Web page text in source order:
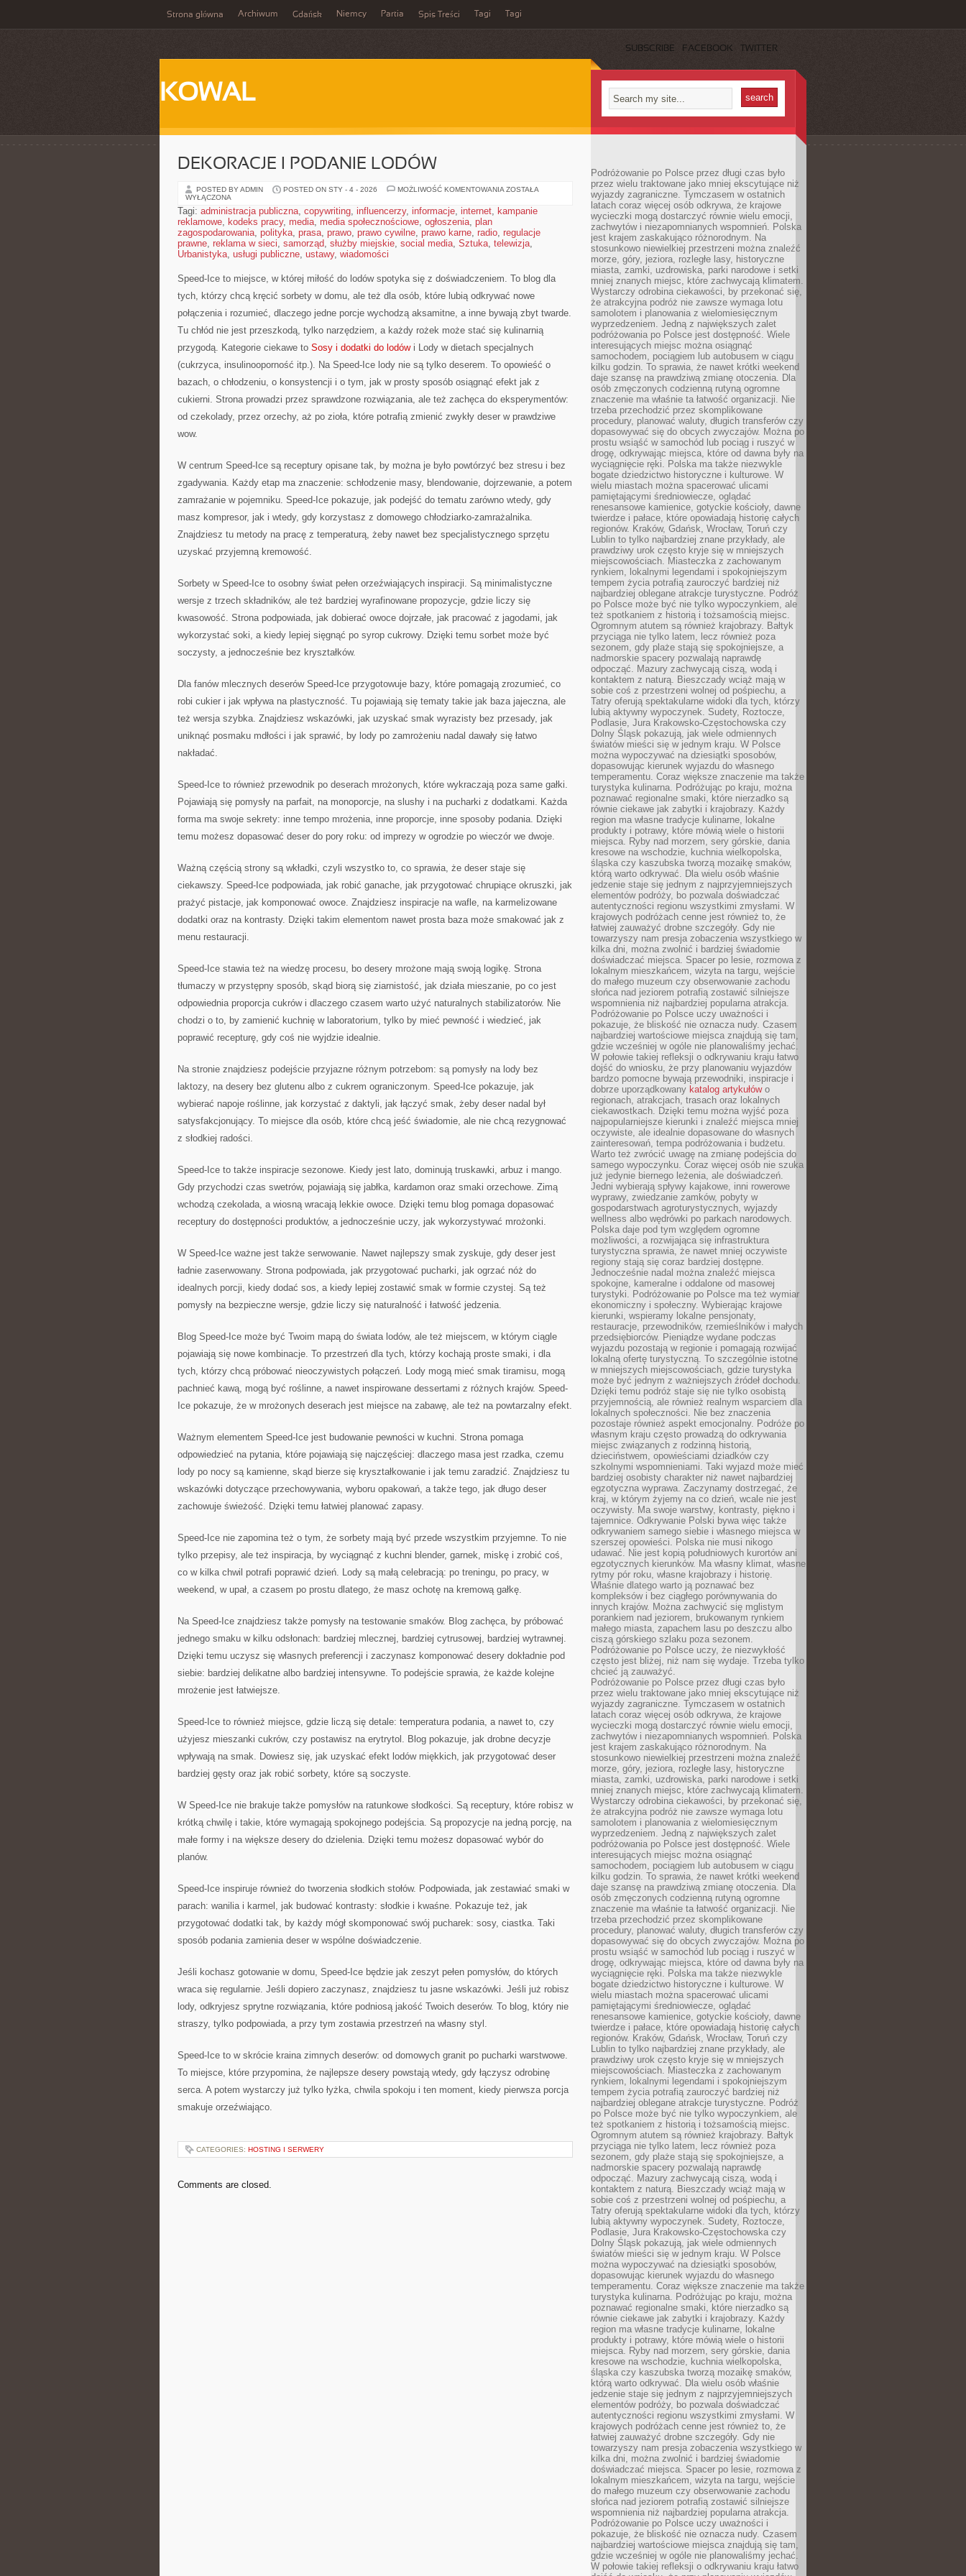
Strona główna Archiwum Gdańsk Niemcy Partia Spis Treści Tagi Tagi
SUBSCRIBE FACEBOOK TWITTER
KOWAL
DEKORACJE I PODANIE LODÓW
POSTED BY ADMIN POSTED ON STY - 4 - 2026 MOŻLIWOŚĆ KOMENTOWANIA DEKORACJE
LODÓW
ZOSTAŁA
WYŁĄCZONA
Tagi: administracja publiczna, copywriting, influencerzy, informacje, internet, kampanie
reklamowe, kodeks pracy, media, media społecznościowe, ogłoszenia, plan
zagospodarowania, polityka, prasa, prawo, prawo cywilne, prawo karne, radio, regulacje
prawne, reklama w sieci, samorząd, służby miejskie, social media, Sztuka, telewizja,
Urbanistyka, usługi publiczne, ustawy, wiadomości
Speed-Ice to miejsce, w której miłość do lodów spotyka się z doświadczeniem. To blog dla
tych, którzy chcą kręcić sorbety w domu, ale też dla osób, które lubią odkrywać nowe
połączenia i rozumieć, dlaczego jedne porcje wychodzą aksamitne, a inne bywają zbyt twarde.
Tu chłód nie jest przeszkodą, tylko narzędziem, a każdy rożek może stać się kulinarnią
przygodą. Kategorie ciekawe to Sosy i dodatki do lodówi Lody w dietach specjalnych
(cukrzyca, insulinooporność itp.). Na Speed-Ice lody nie są tylko deserem. To opowieść o
bazach, o chłodzeniu, o konsystencji i o tym, jak w prosty sposób osiągnąć efekt jak z
cukierni. Strona prowadzi przez sprawdzone rozwiązania, ale też zachęca do eksperymentów:
od czekolady, przez orzechy, aż po zioła, które potrafią zmienić zwykły deser w prawdziwe
wow.
W centrum Speed-Ice są receptury opisane tak, by można je było powtórzyć bez stresu i bez
zgadywania. Każdy etap ma znaczenie: schłodzenie masy, blendowanie, dojrzewanie, a potem
zamrażanie w pojemniku. Speed-Ice pokazuje, jak podejść do tematu zarówno wtedy, gdy
masz kompresor, jak i wtedy, gdy korzystasz z domowego chłodziarko-zamrażalnika.
Znajdziesz tu metody na pracę z temperaturą, żeby nawet bez specjalistycznego sprzętu
uzyskać przyjemną kremowość.
Sorbety w Speed-Ice to osobny świat pełen orzeźwiających inspiracji. Są minimalistyczne
wersje z trzech składników, ale też bardziej wyrafinowane propozycje, gdzie liczy się
kwasowość. Strona podpowiada, jak dobierać owoce dojrzałe, jak pracować z jagodami, jak
wykorzystać soki, a kiedy lepiej sięgnąć po syrop cukrowy. Dzięki temu sorbet może być
soczysty, a jednocześnie bez kryształków.
Dla fanów mlecznych deserów Speed-Ice przygotowuje bazy, które pomagają zrozumieć, co
robi cukier i jak wpływa na plastyczność. Tu pojawiają się tematy takie jak baza jajeczna, ale
też wersja szybka. Znajdziesz wskazówki, jak uzyskać smak wyrazisty bez przesady, jak
uniknąć posmaku mdłości i jak sprawić, by lody po zamrożeniu nadal dawały się łatwo
nakładać.
Speed-Ice to również przewodnik po deserach mrożonych, które wykraczają poza same gałki.
Pojawiają się pomysły na parfait, na monoporcje, na slushy i na pucharki z dodatkami. Każda
forma ma swoje sekrety: inne tempo mrożenia, inne proporcje, inne sposoby podania. Dzięki
temu możesz dopasować deser do pory roku: od imprezy w ogrodzie po wieczór we dwoje.
Ważną częścią strony są wkładki, czyli wszystko to, co sprawia, że deser staje się
ciekawszy. Speed-Ice podpowiada, jak robić ganache, jak przygotować chrupiące okruszki, jak
prażyć pistacje, jak komponować owoce. Znajdziesz inspiracje na wafle, na karmelizowane
dodatki oraz na kontrasty. Dzięki takim elementom nawet prosta baza może smakować jak z
menu restauracji.
Speed-Ice stawia też na wiedzę procesu, bo desery mrożone mają swoją logikę. Strona
tłumaczy w przystępny sposób, skąd biorą się ziarnistość, jak działa mieszanie, po co jest
odpowiednia proporcja cukrów i dlaczego czasem warto użyć naturalnych stabilizatorów. Nie
chodzi o to, by zamienić kuchnię w laboratorium, tylko by mieć pewność i wiedzieć, jak
poprawić recepturę, gdy coś nie wyjdzie idealnie.
Na stronie znajdziesz podejście przyjazne różnym potrzebom: są pomysły na lody bez
laktozy, na desery bez glutenu albo z cukrem ograniczonym. Speed-Ice pokazuje, jak
wybierać napoje roślinne, jak korzystać z daktyli, jak łączyć smak, żeby deser nadal był
satysfakcjonujący. To miejsce dla osób, które chcą jeść świadomie, ale nie chcą rezygnować
z słodkiej radości.
Speed-Ice to także inspiracje sezonowe. Kiedy jest lato, dominują truskawki, arbuz i mango.
Gdy przychodzi czas swetrów, pojawiają się jabłka, kardamon oraz smaki orzechowe. Zimą
wchodzą czekolada, a wiosną wracają lekkie owoce. Dzięki temu blog pomaga dopasować
receptury do dostępności produktów, a jednocześnie uczy, jak wykorzystywać mrożonki.
W Speed-Ice ważne jest także serwowanie. Nawet najlepszy smak zyskuje, gdy deser jest
ładnie zaserwowany. Strona podpowiada, jak przygotować pucharki, jak ogrzać nóż do
idealnych porcji, kiedy dodać sos, a kiedy lepiej zostawić smak w formie czystej. Są też
pomysły na bezpieczne wersje, gdzie liczy się naturalność i łatwość jedzenia.
Blog Speed-Ice może być Twoim mapą do świata lodów, ale też miejscem, w którym ciągle
pojawiają się nowe kombinacje. To przestrzeń dla tych, którzy kochają proste smaki, i dla
tych, którzy chcą próbować nieoczywistych połączeń. Lody mogą mieć smak tiramisu, mogą
pachnieć kawą, mogą być roślinne, a nawet inspirowane dessertami z różnych krajów. Speed-
Ice pokazuje, że w mrożonych deserach jest miejsce na zabawę, ale też na powtarzalny efekt.
Ważnym elementem Speed-Ice jest budowanie pewności w kuchni. Strona pomaga
odpowiedzieć na pytania, które pojawiają się najczęściej: dlaczego masa jest rzadka, czemu
lody po nocy są kamienne, skąd bierze się kryształkowanie i jak temu zaradzić. Znajdziesz tu
wskazówki dotyczące przechowywania, wyboru opakowań, a także tego, jak długo deser
zachowuje świeżość. Dzięki temu łatwiej planować zapasy.
Speed-Ice nie zapomina też o tym, że sorbety mają być przede wszystkim przyjemne. To nie
tylko przepisy, ale też inspiracja, by wyciągnąć z kuchni blender, garnek, miskę i zrobić coś,
co w kilka chwil potrafi poprawić dzień. Lody są małą celebracją: po treningu, po pracy, w
weekend, w upał, a czasem po prostu dlatego, że masz ochotę na kremową gałkę.
Na Speed-Ice znajdziesz także pomysły na testowanie smaków. Blog zachęca, by próbować
jednego smaku w kilku odsłonach: bardziej mlecznej, bardziej cytrusowej, bardziej wytrawnej.
Dzięki temu uczysz się własnych preferencji i zaczynasz komponować desery dokładnie pod
siebie: bardziej delikatne albo bardziej intensywne. To podejście sprawia, że każde kolejne
mrożenie jest łatwiejsze.
Speed-Ice to również miejsce, gdzie liczą się detale: temperatura podania, a nawet to, czy
użyjesz mieszanki cukrów, czy postawisz na erytrytol. Blog pokazuje, jak drobne decyzje
wpływają na smak. Dowiesz się, jak uzyskać efekt lodów miękkich, jak przygotować deser
bardziej gęsty oraz jak robić sorbety, które są soczyste.
W Speed-Ice nie brakuje także pomysłów na ratunkowe słodkości. Są receptury, które robisz w
krótką chwilę i takie, które wymagają spokojnego podejścia. Są propozycje na jedną porcję, na
małe formy i na większe desery do dzielenia. Dzięki temu możesz dopasować wybór do
planów.
Speed-Ice inspiruje również do tworzenia słodkich stołów. Podpowiada, jak zestawiać smaki w
parach: wanilia i karmel, jak budować kontrasty: słodkie i kwaśne. Pokazuje też, jak
przygotować dodatki tak, by każdy mógł skomponować swój pucharek: sosy, ciastka. Taki
sposób podania zamienia deser w wspólne doświadczenie.
Jeśli kochasz gotowanie w domu, Speed-Ice będzie jak zeszyt pełen pomysłów, do których
wraca się regularnie. Jeśli dopiero zaczynasz, znajdziesz tu jasne wskazówki. Jeśli już robisz
lody, odkryjesz sprytne rozwiązania, które podniosą jakość Twoich deserów. To blog, który nie
straszy, tylko podpowiada, a przy tym zostawia przestrzeń na własny styl.
Speed-Ice to w skrócie kraina zimnych deserów: od domowych granit po pucharki warstwowe.
To miejsce, które przypomina, że najlepsze desery powstają wtedy, gdy łączysz odrobinę
serca. A potem wystarczy już tylko łyżka, chwila spokoju i ten moment, kiedy pierwsza porcja
smakuje orzeźwiająco.
CATEGORIES: HOSTING I SERWERY
Comments are closed.
Podróżowanie po Polsce przez długi czas było
przez wielu traktowane jako mniej ekscytujące niż
wyjazdy zagraniczne. Tymczasem w ostatnich
latach coraz więcej osób odkrywa, że krajowe
wycieczki mogą dostarczyć równie wielu emocji,
zachwytów i niezapomnianych wspomnień. Polska
jest krajem zaskakująco różnorodnym. Na
stosunkowo niewielkiej przestrzeni można znaleźć
morze, góry, jeziora, rozległe lasy, historyczne
miasta, zamki, uzdrowiska, parki narodowe i setki
mniej znanych miejsc, które zachwycają klimatem.
Wystarczy odrobina ciekawości, by przekonać się,
że atrakcyjna podróż nie zawsze wymaga lotu
samolotem i planowania z wielomiesięcznym
wyprzedzeniem. Jedną z największych zalet
podróżowania po Polsce jest dostępność. Wiele
interesujących miejsc można osiągnąć
samochodem, pociągiem lub autobusem w ciągu
kilku godzin. To sprawia, że nawet krótki weekend
daje szansę na prawdziwą zmianę otoczenia. Dla
osób zmęczonych codzienną rutyną ogromne
znaczenie ma właśnie ta łatwość organizacji. Nie
trzeba przechodzić przez skomplikowane
procedury, planować waluty, długich transferów czy
dopasowywać się do obcych zwyczajów. Można po
prostu wsiąść w samochód lub pociąg i ruszyć w
drogę, odkrywając miejsca, które od dawna były na
wyciągnięcie ręki. Polska ma także niezwykle
bogate dziedzictwo historyczne i kulturowe. W
wielu miastach można spacerować ulicami
pamiętającymi średniowiecze, oglądać
renesansowe kamienice, gotyckie kościoły, dawne
twierdze i pałace, które opowiadają historię całych
regionów. Kraków, Gdańsk, Wrocław, Toruń czy
Lublin to tylko najbardziej znane przykłady, ale
prawdziwy urok często kryje się w mniejszych
miejscowościach. Miasteczka z zachowanym
rynkiem, lokalnymi legendami i spokojniejszym
tempem życia potrafią zauroczyć bardziej niż
najbardziej oblegane atrakcje turystyczne. Podróż
po Polsce może być nie tylko wypoczynkiem, ale
też spotkaniem z historią i tożsamością miejsc.
Ogromnym atutem są również krajobrazy. Bałtyk
przyciąga nie tylko latem, lecz również poza
sezonem, gdy plaże stają się spokojniejsze, a
nadmorskie spacery pozwalają naprawdę
odpocząć. Mazury zachwycają ciszą, wodą i
kontaktem z naturą. Bieszczady wciąż mają w
sobie coś z przestrzeni wolnej od pośpiechu, a
Tatry oferują spektakularne widoki dla tych, którzy
lubią aktywny wypoczynek. Sudety, Roztocze,
Podlasie, Jura Krakowsko-Częstochowska czy
Dolny Śląsk pokazują, jak wiele odmiennych
światów mieści się w jednym kraju. W Polsce
można wypoczywać na dziesiątki sposobów,
dopasowując kierunek wyjazdu do własnego
temperamentu. Coraz większe znaczenie ma także
turystyka kulinarna. Podróżując po kraju, można
poznawać regionalne smaki, które nierzadko są
równie ciekawe jak zabytki i krajobrazy. Każdy
region ma własne tradycje kulinarne, lokalne
produkty i potrawy, które mówią wiele o historii
miejsca. Ryby nad morzem, sery górskie, dania
kresowe na wschodzie, kuchnia wielkopolska,
śląska czy kaszubska tworzą mozaikę smaków,
którą warto odkrywać. Dla wielu osób właśnie
jedzenie staje się jednym z najprzyjemniejszych
elementów podróży, bo pozwala doświadczać
autentyczności regionu wszystkimi zmysłami. W
krajowych podróżach cenne jest również to, że
łatwiej zauważyć drobne szczegóły. Gdy nie
towarzyszy nam presja zobaczenia wszystkiego w
kilka dni, można zwolnić i bardziej świadomie
doświadczać miejsca. Spacer po lesie, rozmowa z
lokalnym mieszkańcem, wizyta na targu, wejście
do małego muzeum czy obserwowanie zachodu
słońca nad jeziorem potrafią zostawić silniejsze
wspomnienia niż najbardziej popularna atrakcja.
Podróżowanie po Polsce uczy uważności i
pokazuje, że bliskość nie oznacza nudy. Czasem
najbardziej wartościowe miejsca znajdują się tam,
gdzie wcześniej w ogóle nie planowaliśmy jechać.
W połowie takiej refleksji o odkrywaniu kraju łatwo
dojść do wniosku, że przy planowaniu wyjazdów
bardzo pomocne bywają przewodniki, inspiracje i
dobrze uporządkowany katalog artykułówo
regionach, atrakcjach, trasach oraz lokalnych
ciekawostkach. Dzięki temu można wyjść poza
najpopularniejsze kierunki i znaleźć miejsca mniej
oczywiste, ale idealnie dopasowane do własnych
zainteresowań, tempa podróżowania i budżetu.
Warto też zwrócić uwagę na zmianę podejścia do
samego wypoczynku. Coraz więcej osób nie szuka
już jedynie biernego leżenia, ale doświadczeń.
Jedni wybierają spływy kajakowe, inni rowerowe
wyprawy, zwiedzanie zamków, pobyty w
gospodarstwach agroturystycznych, wyjazdy
wellness albo wędrówki po parkach narodowych.
Polska daje pod tym względem ogromne
możliwości, a rozwijająca się infrastruktura
turystyczna sprawia, że nawet mniej oczywiste
regiony stają się coraz bardziej dostępne.
Jednocześnie nadal można znaleźć miejsca
spokojne, kameralne i oddalone od masowej
turystyki. Podróżowanie po Polsce ma też wymiar
ekonomiczny i społeczny. Wybierając krajowe
kierunki, wspieramy lokalne pensjonaty,
restauracje, przewodników, rzemieślników i małych
przedsiębiorców. Pieniądze wydane podczas
wyjazdu pozostają w regionie i pomagają rozwijać
lokalną ofertę turystyczną. To szczególnie istotne
w mniejszych miejscowościach, gdzie turystyka
może być jednym z ważniejszych źródeł dochodu.
Dzięki temu podróż staje się nie tylko osobistą
przyjemnością, ale również realnym wsparciem dla
lokalnych społeczności. Nie bez znaczenia
pozostaje również aspekt emocjonalny. Podróże po
własnym kraju często prowadzą do odkrywania
miejsc związanych z rodzinną historią,
dzieciństwem, opowieściami dziadków czy
szkolnymi wspomnieniami. Taki wyjazd może mieć
bardziej osobisty charakter niż nawet najbardziej
egzotyczna wyprawa. Zaczynamy dostrzegać, że
kraj, w którym żyjemy na co dzień, wcale nie jest
oczywisty. Ma swoje warstwy, kontrasty, piękno i
tajemnice. Odkrywanie Polski bywa więc także
odkrywaniem samego siebie i własnego miejsca w
szerszej opowieści. Polska nie musi nikogo
udawać. Nie jest kopią południowych kurortów ani
egzotycznych kierunków. Ma własny klimat, własne
rytmy pór roku, własne krajobrazy i historię.
Właśnie dlatego warto ją poznawać bez
kompleksów i bez ciągłego porównywania do
innych krajów. Można zachwycić się mglistym
porankiem nad jeziorem, brukowanym rynkiem
małego miasta, zapachem lasu po deszczu albo
ciszą górskiego szlaku poza sezonem.
Podróżowanie po Polsce uczy, że niezwykłość
często jest bliżej, niż nam się wydaje. Trzeba tylko
chcieć ją zauważyć.
Podróżowanie po Polsce przez długi czas było
przez wielu traktowane jako mniej ekscytujące niż
wyjazdy zagraniczne. Tymczasem w ostatnich
latach coraz więcej osób odkrywa, że krajowe
wycieczki mogą dostarczyć równie wielu emocji,
zachwytów i niezapomnianych wspomnień. Polska
jest krajem zaskakująco różnorodnym. Na
stosunkowo niewielkiej przestrzeni można znaleźć
morze, góry, jeziora, rozległe lasy, historyczne
miasta, zamki, uzdrowiska, parki narodowe i setki
mniej znanych miejsc, które zachwycają klimatem.
Wystarczy odrobina ciekawości, by przekonać się,
że atrakcyjna podróż nie zawsze wymaga lotu
samolotem i planowania z wielomiesięcznym
wyprzedzeniem. Jedną z największych zalet
podróżowania po Polsce jest dostępność. Wiele
interesujących miejsc można osiągnąć
samochodem, pociągiem lub autobusem w ciągu
kilku godzin. To sprawia, że nawet krótki weekend
daje szansę na prawdziwą zmianę otoczenia. Dla
osób zmęczonych codzienną rutyną ogromne
znaczenie ma właśnie ta łatwość organizacji. Nie
trzeba przechodzić przez skomplikowane
procedury, planować waluty, długich transferów czy
dopasowywać się do obcych zwyczajów. Można po
prostu wsiąść w samochód lub pociąg i ruszyć w
drogę, odkrywając miejsca, które od dawna były na
wyciągnięcie ręki. Polska ma także niezwykle
bogate dziedzictwo historyczne i kulturowe. W
wielu miastach można spacerować ulicami
pamiętającymi średniowiecze, oglądać
renesansowe kamienice, gotyckie kościoły, dawne
twierdze i pałace, które opowiadają historię całych
regionów. Kraków, Gdańsk, Wrocław, Toruń czy
Lublin to tylko najbardziej znane przykłady, ale
prawdziwy urok często kryje się w mniejszych
miejscowościach. Miasteczka z zachowanym
rynkiem, lokalnymi legendami i spokojniejszym
tempem życia potrafią zauroczyć bardziej niż
najbardziej oblegane atrakcje turystyczne. Podróż
po Polsce może być nie tylko wypoczynkiem, ale
też spotkaniem z historią i tożsamością miejsc.
Ogromnym atutem są również krajobrazy. Bałtyk
przyciąga nie tylko latem, lecz również poza
sezonem, gdy plaże stają się spokojniejsze, a
nadmorskie spacery pozwalają naprawdę
odpocząć. Mazury zachwycają ciszą, wodą i
kontaktem z naturą. Bieszczady wciąż mają w
sobie coś z przestrzeni wolnej od pośpiechu, a
Tatry oferują spektakularne widoki dla tych, którzy
lubią aktywny wypoczynek. Sudety, Roztocze,
Podlasie, Jura Krakowsko-Częstochowska czy
Dolny Śląsk pokazują, jak wiele odmiennych
światów mieści się w jednym kraju. W Polsce
można wypoczywać na dziesiątki sposobów,
dopasowując kierunek wyjazdu do własnego
temperamentu. Coraz większe znaczenie ma także
turystyka kulinarna. Podróżując po kraju, można
poznawać regionalne smaki, które nierzadko są
równie ciekawe jak zabytki i krajobrazy. Każdy
region ma własne tradycje kulinarne, lokalne
produkty i potrawy, które mówią wiele o historii
miejsca. Ryby nad morzem, sery górskie, dania
kresowe na wschodzie, kuchnia wielkopolska,
śląska czy kaszubska tworzą mozaikę smaków,
którą warto odkrywać. Dla wielu osób właśnie
jedzenie staje się jednym z najprzyjemniejszych
elementów podróży, bo pozwala doświadczać
autentyczności regionu wszystkimi zmysłami. W
krajowych podróżach cenne jest również to, że
łatwiej zauważyć drobne szczegóły. Gdy nie
towarzyszy nam presja zobaczenia wszystkiego w
kilka dni, można zwolnić i bardziej świadomie
doświadczać miejsca. Spacer po lesie, rozmowa z
lokalnym mieszkańcem, wizyta na targu, wejście
do małego muzeum czy obserwowanie zachodu
słońca nad jeziorem potrafią zostawić silniejsze
wspomnienia niż najbardziej popularna atrakcja.
Podróżowanie po Polsce uczy uważności i
pokazuje, że bliskość nie oznacza nudy. Czasem
najbardziej wartościowe miejsca znajdują się tam,
gdzie wcześniej w ogóle nie planowaliśmy jechać.
W połowie takiej refleksji o odkrywaniu kraju łatwo